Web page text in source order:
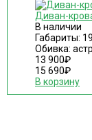
Диван-
В наличии
Габариты:
Обивка:
13 900₽
15 690₽
В корзину